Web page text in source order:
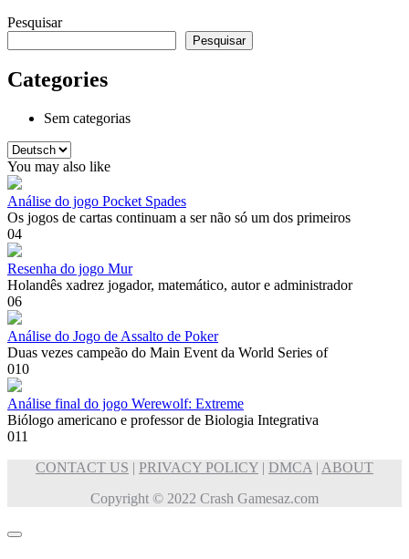
Pesquisar
Pesquisar
Categories
Sem categorias
Escolha
um
idioma
You may also like
Análise do jogo Pocket Spades
Os jogos de cartas continuam a ser não só um dos primeiros
04
Resenha do jogo Mur
Holandês xadrez jogador, matemático, autor e administrador
06
Análise do Jogo de Assalto de Poker
Duas vezes campeão do Main Event da World Series of
010
Análise final do jogo Werewolf: Extreme
Biólogo americano e professor de Biologia Integrativa
011
CONTACT US | PRIVACY POLICY | DMCA | ABOUT
Copyright © 2022 Crash Gamesaz.com